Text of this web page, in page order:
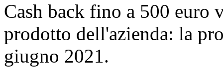
Cash back fino a 500 euro
prodotto dell'azienda: la
giugno 2021.